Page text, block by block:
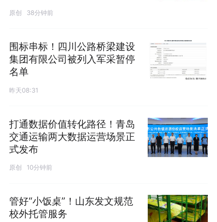
原创 38分钟前
围标串标！四川公路桥梁建设
集团有限公司被列入军采暂停
名单
昨天08:31
打通数据价值转化路径！青岛
交通运输两大数据运营场景正
式发布
原创 10分钟前
管好“小饭桌”！山东发文规范
校外托管服务